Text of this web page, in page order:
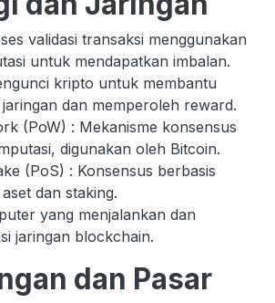
validasi transaksi menggunakan
untuk mendapatkan imbalan.
kripto untuk membantu
dan memperoleh reward.
(PoW) : Mekanisme konsensus
digunakan oleh Bitcoin.
(PoS) : Konsensus berbasis
dan staking.
yang menjalankan dan
jaringan blockchain.
dan Pasar